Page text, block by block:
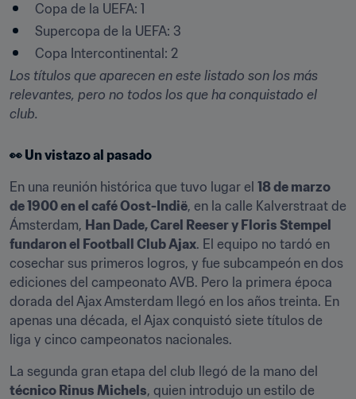
Copa de la UEFA: 1
Supercopa de la UEFA: 3
Copa Intercontinental: 2
Los títulos que aparecen en este listado son los más
relevantes, pero no todos los que ha conquistado el
club.
👀 Un vistazo al pasado
En una reunión histórica que tuvo lugar el 18 de marzo
de 1900 en el café Oost-Indië, en la calle Kalverstraat de
Ámsterdam, Han Dade, Carel Reeser y Floris Stempel
fundaron el Football Club Ajax. El equipo no tardó en
cosechar sus primeros logros, y fue subcampeón en dos
ediciones del campeonato AVB. Pero la primera época
dorada del Ajax Amsterdam llegó en los años treinta. En
apenas una década, el Ajax conquistó siete títulos de
liga y cinco campeonatos nacionales.
técnico Rinus Michels, quien introdujo un estilo de